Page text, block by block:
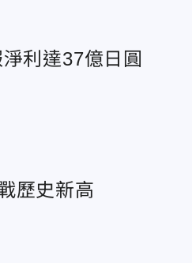
利達37億日圓
歷史新高